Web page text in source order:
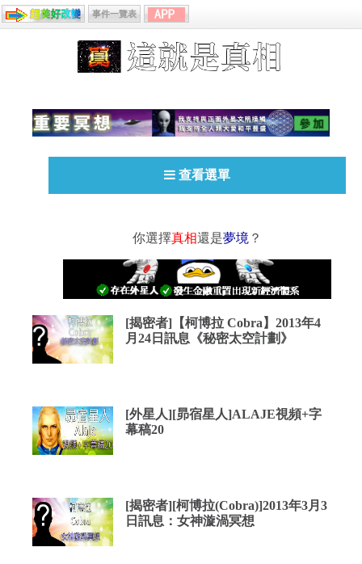
事件一覽表
查看選單
你選擇真相還是夢境 ？
[揭密者]【柯博拉 Cobra】2013年4
月24日訊息《秘密太空計劃》
[外星人][昴宿星人]ALAJE視頻+字
幕稿20
[揭密者][柯博拉(Cobra)]2013年3月3
日訊息：女神漩渦冥想